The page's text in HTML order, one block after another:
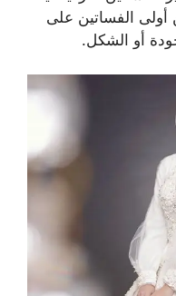
أولى الفساتين على
أو الشكل.